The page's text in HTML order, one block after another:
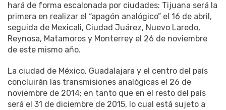
hará de forma escalonada por ciudades: Tijuana será la
primera en realizar el “apagón analógico” el 16 de abril,
seguida de Mexicali, Ciudad Juárez, Nuevo Laredo,
Reynosa, Matamoros y Monterrey el 26 de noviembre
de este mismo año.
La ciudad de México, Guadalajara y el centro del país
concluirán las transmisiones analógicas el 26 de
noviembre de 2014; en tanto que en el resto del país
será el 31 de diciembre de 2015, lo cual está sujeto a